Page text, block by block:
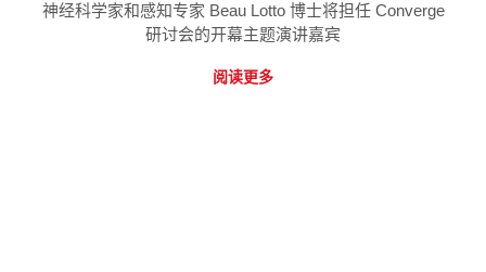
神经科学家和感知专家 Beau Lotto 博士将担任 Converge
研讨会的开幕主题演讲嘉宾
阅读更多